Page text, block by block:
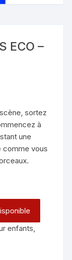
ECO –
sortez
à
une
comme vous
enfants,